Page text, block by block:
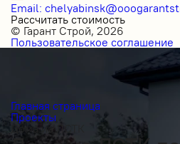
Email:
Рассчитать стоимость
© Гарант Строй, 2026
Пользовательское соглашение
Главная страница
Проекты
Дома из ЛСТК